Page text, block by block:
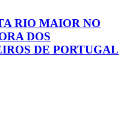
RIO MAIOR NO
DOS
DE PORTUGAL